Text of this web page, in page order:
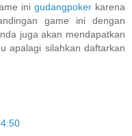
inigudangpoker karena
game ini dengan
juga akan mendapatkan
apalagi silahkan daftarkan